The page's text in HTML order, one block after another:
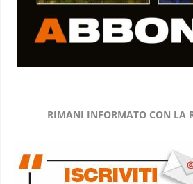
RIMANI INFORMATO CON LA